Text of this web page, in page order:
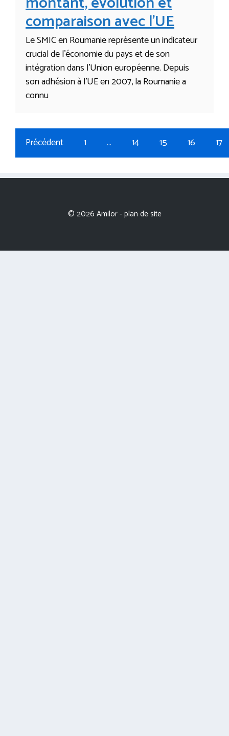
comparaison avec l’UE
Le SMIC en Roumanie représente un indicateur
crucial de l’économie du pays et de son
intégration dans l’Union européenne. Depuis
son adhésion à l’UE en 2007, la Roumanie a
connu
Précédent 1 … 14 15 16 17
© 2026 Amilor -plan de site